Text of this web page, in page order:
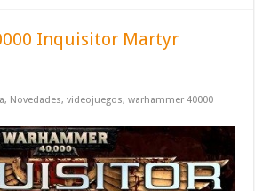
Inquisitor Martyr
, Novedades,videojuegos,warhammer 40000